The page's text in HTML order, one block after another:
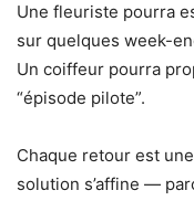
Une fleuriste pourra
sur quelques week-
Un coiffeur pourra
“épisode pilote”.
Chaque retour est
solution s’affine —